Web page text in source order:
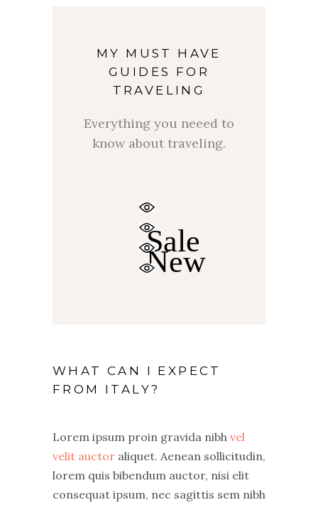
MY MUST HAVE
GUIDES FOR
TRAVELING
Everything you neeed to
know about traveling.
Sale
$
New
WHAT CAN I EXPECT
FROM ITALY?
Lorem ipsum proin gravida nibh vel
velit auctor aliquet. Aenean sollicitudin,
lorem quis bibendum auctor, nisi elit
consequat ipsum, nec sagittis sem nibh